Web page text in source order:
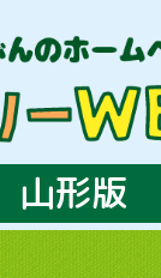
山形版